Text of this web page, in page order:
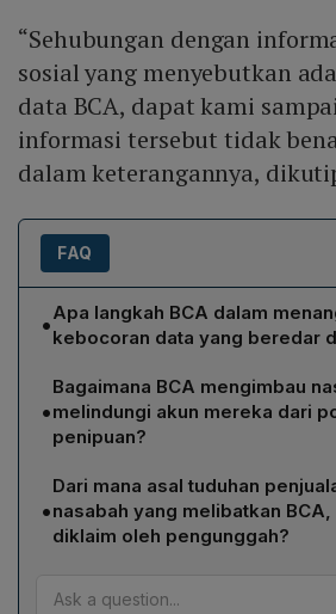
“Sehubungan dengan
sosial yang menyebutkan
data BCA, dapat kami
informasi tersebut tidak
dalam keterangannya,
FAQ
•Apa langkah BCA dalam
kebocoran data yang beredar
Manajemen BCA melalui EVP
& Social Responsibility, Hera F.
bahwa isu kebocoran data tidak
melakukan investigasi menyeluruh
tidak ada kebocoran data dari
terus menerapkan sistem
melakukan mitigasi risiko secara
•
Bagaimana BCA mengimbau
melindungi akun mereka dari
penipuan?
BCA meminta nasabah tidak
perbankan seperti BCA ID,
kepada pihak mana pun. Selain itu,
mengganti PIN dan password
menjaga keamanan akun dan
•
Dari mana asal tuduhan
nasabah yang melibatkan
diklaim oleh pengunggah?
Tuduhan tersebut muncul dari
pemantau aktivitas ilegal di dark